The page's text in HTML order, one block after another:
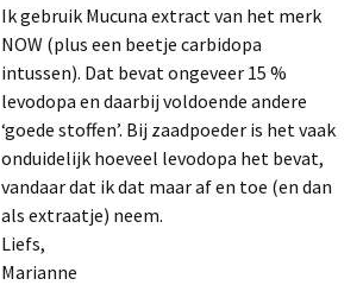
Ik gebruik Mucuna extract van het merk
NOW (plus een beetje carbidopa
intussen). Dat bevat ongeveer 15 %
levodopa en daarbij voldoende andere
‘goede stoffen’. Bij zaadpoeder is het vaak
onduidelijk hoeveel levodopa het bevat,
vandaar dat ik dat maar af en toe (en dan
als extraatje) neem.
Liefs,
Marianne